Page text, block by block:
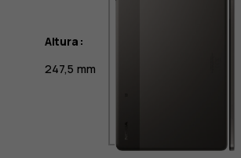
Altura:
247,5 mm